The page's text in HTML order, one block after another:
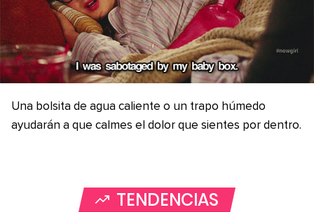
Una bolsita de agua caliente o un trapo húmedo
ayudarán a que calmes el dolor que sientes por dentro.
TENDENCIAS